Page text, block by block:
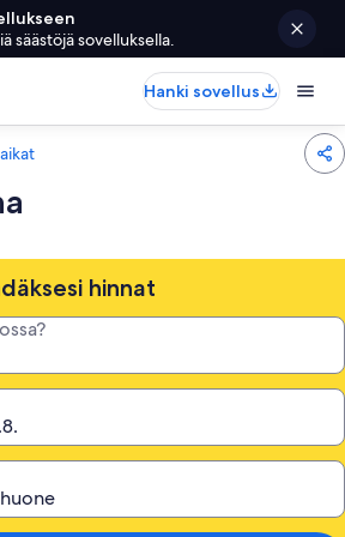
säästöjä sovelluksella.
Hanki sovellus
hinnat